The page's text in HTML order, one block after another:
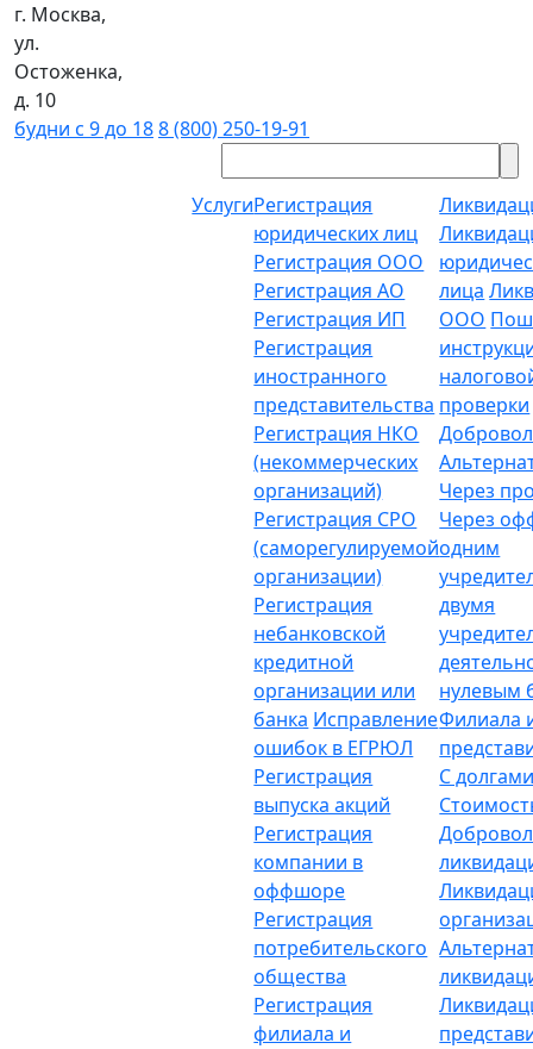
г. Москва,
ул.
Остоженка,
д. 10
будни с 9 до 188 (800) 250-19-91
УслугиРегистрация
юридических лиц
Регистрация ООО
Регистрация АО
Регистрация ИП
Регистрация
иностранного
представительства
Регистрация НКО
(некоммерческих
организаций)
Регистрация СРО
(саморегулируемой
организации)
Регистрация
небанковской
кредитной
организации или
банка Исправление
ошибок в ЕГРЮЛ
Регистрация
выпуска акций
Регистрация
компании в
оффшоре
Регистрация
потребительского
общества
Регистрация
филиала и
лица
ООО
проверки
Через
Через
одним
двумя
нулевым
Филиала
С